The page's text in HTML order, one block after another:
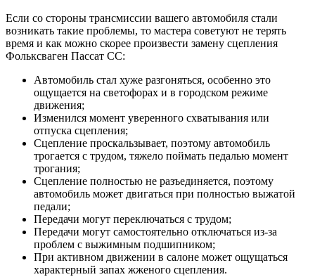
Если со стороны трансмиссии вашего автомобиля стали
возникать такие проблемы, то мастера советуют не терять
время и как можно скорее произвести замену сцепления
Фольксваген Пассат СС:
Автомобиль стал хуже разгоняться, особенно это
ощущается на светофорах и в городском режиме
движения;
Изменился момент уверенного схватывания или
отпуска сцепления;
Сцепление проскальзывает, поэтому автомобиль
трогается с трудом, тяжело поймать педалью момент
трогания;
Сцепление полностью не разъединяется, поэтому
автомобиль может двигаться при полностью выжатой
педали;
Передачи могут переключаться с трудом;
Передачи могут самостоятельно отключаться из-за
проблем с выжимным подшипником;
При активном движении в салоне может ощущаться
характерный запах жженого сцепления.